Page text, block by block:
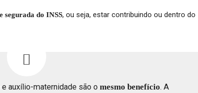
segurada do INSS, ou seja, estar contribuindo ou dentro do
auxílio-maternidade são o mesmo benefício. A